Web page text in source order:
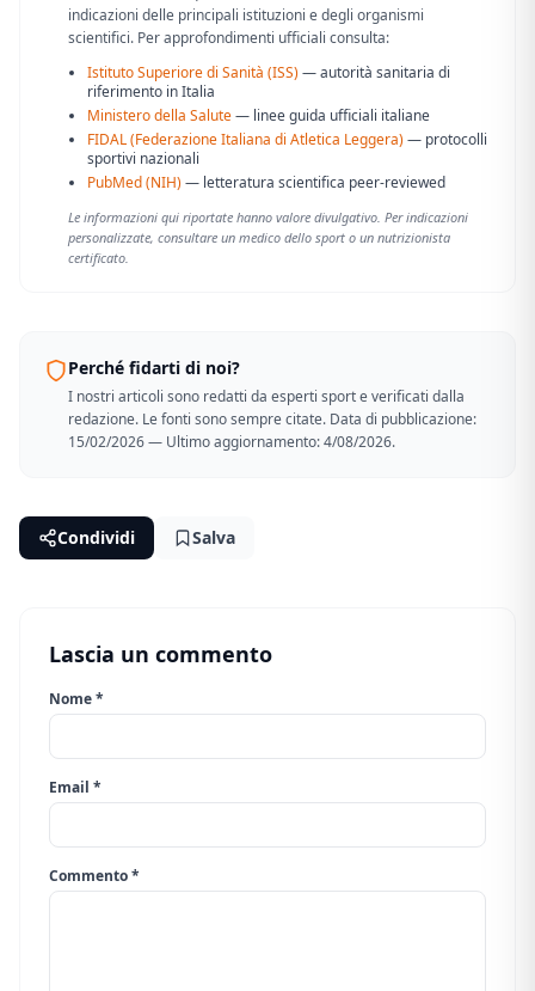
indicazioni delle principali istituzioni e degli organismi
scientifici. Per approfondimenti ufficiali consulta:
Istituto Superiore di Sanità (ISS)— autorità sanitaria di
riferimento in Italia
Ministero della Salute— linee guida ufficiali italiane
FIDAL (Federazione Italiana di Atletica Leggera)— protocolli
sportivi nazionali
PubMed (NIH)— letteratura scientifica peer-reviewed
Le informazioni qui riportate hanno valore divulgativo. Per indicazioni
personalizzate, consultare un medico dello sport o un nutrizionista
certificato.
Perché fidarti di noi?
I nostri articoli sono redatti da esperti sport e verificati dalla
redazione. Le fonti sono sempre citate. Data di pubblicazione:
15/02/2026 — Ultimo aggiornamento: 4/08/2026.
Condividi Salva
Lascia un commento
Nome *
Email *
Commento *